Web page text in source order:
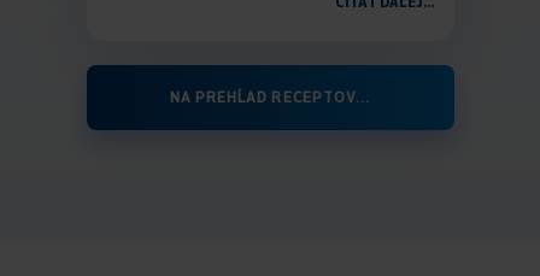
ČÍTAŤ ĎALEJ...
NA PREHĹAD RECEPTOV...